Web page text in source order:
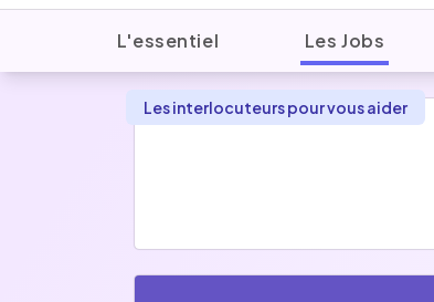
L'essentiel Les Jobs
Les interlocuteurs pour vous aider